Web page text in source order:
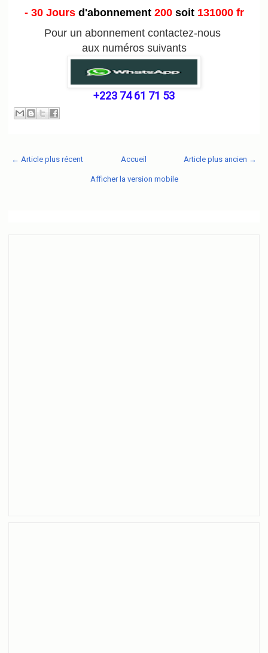
- 30 Jours d'abonnement200 soit131000 fr
Pour un abonnement contactez-nous
aux numéros suivants
+223 74 61 71 53
← Article plus récent Article plus ancien →
Accueil
Afficher la version mobile